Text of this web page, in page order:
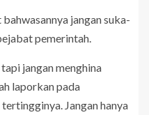
jangan suka-
pemerintah.
jangan menghina
laporkan pada
Jangan hanya